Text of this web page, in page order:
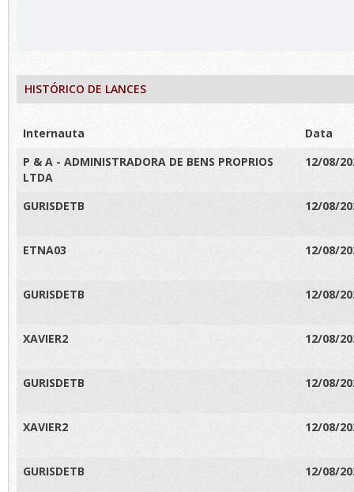
HISTÓRICO DE LANCES
Internauta
Data
P & A - ADMINISTRADORA DE BENS PROPRIOS
LTDA
12/08/
GURISDETB 12/08/
ETNA03 12/08/
GURISDETB 12/08/
XAVIER2 12/08/
GURISDETB 12/08/
XAVIER2 12/08/
GURISDETB 12/08/